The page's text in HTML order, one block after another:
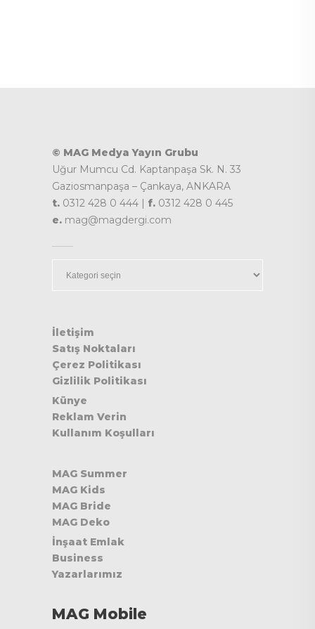
© MAG Medya Yayın Grubu
Uğur Mumcu Cd. Kaptanpaşa Sk. N. 33
Gaziosmanpaşa – Çankaya, ANKARA
t. 0312 428 0 444 | f. 0312 428 0 445
e. mag@magdergi.com
İletişim
Satış Noktaları
Çerez Politikası
Gizlilik Politikası
Künye
Reklam Verin
Kullanım Koşulları
MAG Summer
MAG Kids
MAG Bride
MAG Deko
İnşaat Emlak
Business
Yazarlarımız
MAG Mobile